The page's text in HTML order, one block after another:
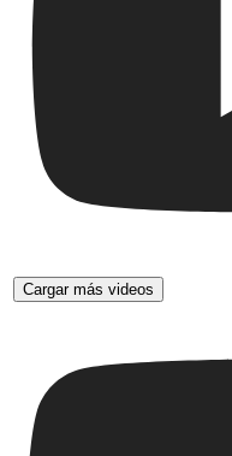
Cargar más videos